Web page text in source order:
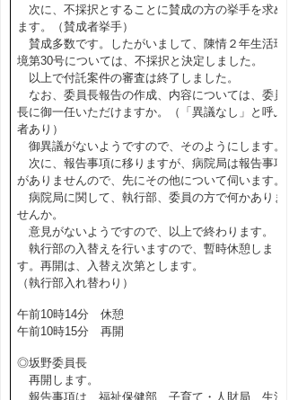
次に、不採択とすることに賛成の方の挙手を求め
ます。（賛成者挙手）
賛成多数です。したがいまして、陳情２年生活環
境第30号については、不採択と決定しました。
以上で付託案件の審査は終了しました。
なお、委員長報告の作成、内容については、委員
長に御一任いただけますか。（「異議なし」と呼ぶ
者あり）
御異議がないようですので、そのようにします。
次に、報告事項に移りますが、病院局は報告事項
がありませんので、先にその他について伺います。
病院局に関して、執行部、委員の方で何かありま
せんか。
意見がないようですので、以上で終わります。
執行部の入替えを行いますので、暫時休憩しま
す。再開は、入替え次第とします。
（執行部入れ替わり）
午前10時14分 休憩
午前10時15分 再開
◎坂野委員長
再開します。
報告事項は、福祉保健部、子育て・人財局、生活